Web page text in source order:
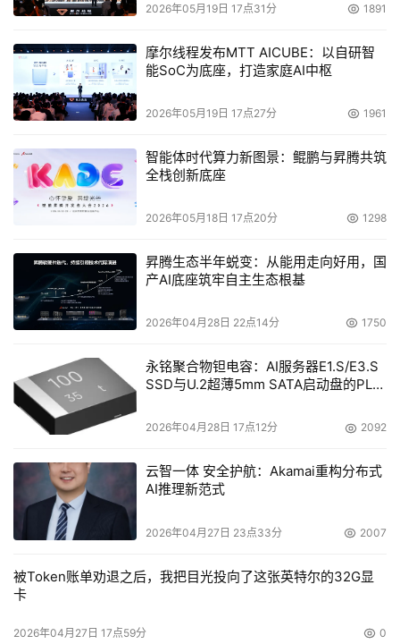
2026年05月19日 17点31分 1891
摩尔线程发布MTT AICUBE：以自研智
能SoC为底座，打造家庭AI中枢
2026年05月19日 17点27分 1961
智能体时代算力新图景：鲲鹏与昇腾共筑
全栈创新底座
2026年05月18日 17点20分 1298
昇腾生态半年蜕变：从能用走向好用，国
产AI底座筑牢自主生态根基
2026年04月28日 22点14分 1750
永铭聚合物钽电容：AI服务器E1.S/E3.S
SSD与U.2超薄5mm SATA启动盘的PLP
2026年04月28日 17点12分 2092
云智一体 安全护航：Akamai重构分布式
AI推理新范式
2026年04月27日 23点33分 2007
被Token账单劝退之后，我把目光投向了这张英特尔的32G显
卡
2026年04月27日 17点59分 0